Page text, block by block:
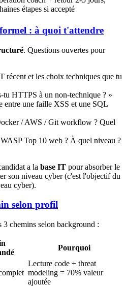
étapes si accepté
: à quoi t'attendre
. Questions ouvertes pour
récent et les choix techniques que tu
tu HTTPS à un non-technique ? »
entre une faille XSS et une SQL
/ AWS / Git workflow ? Quel
Top 10 web ? À quel niveau ?
a la base IT pour absorber le
son niveau cyber (c'est l'objectif du
cyber).
selon profil
chemins selon background :
Pourquoi
Lecture code + threat
modeling = 70% valeur
ajoutée